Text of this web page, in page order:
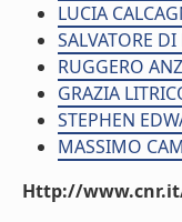
LUCIA
SALVATORE DI
RUGGERO
GRAZIA
STEPHEN
MASSIMO
Http://